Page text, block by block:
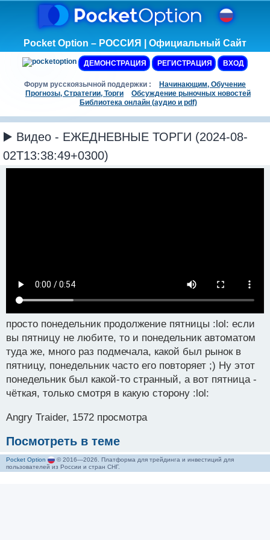
Pocket Option – РОССИЯ | Официальный Сайт
ДЕМОНСТРАЦИЯ РЕГИСТРАЦИЯ ВХОД
Форум русскоязычной поддержки :
Начинающим, Обучение
Прогнозы, Стратегии, Торги
Обсуждение рыночных новостей
Библиотека онлайн (аудио и pdf)
▶️ Видео - ЕЖЕДНЕВНЫЕ ТОРГИ (2024-08-
02T13:38:49+0300)
просто понедельник продолжение пятницы :lol: если
вы пятницу не любите, то и понедельник автоматом
туда же, много раз подмечала, какой был рынок в
пятницу, понедельник часто его повторяет ;) Ну этот
понедельник был какой-то странный, а вот пятница -
чёткая, только смотря в какую сторону :lol:
Angry Traider, 1572 просмотра
Посмотреть в теме
Pocket Option
© 2016—2026. Платформа для трейдинга и инвестиций для
пользователей из России и стран СНГ.